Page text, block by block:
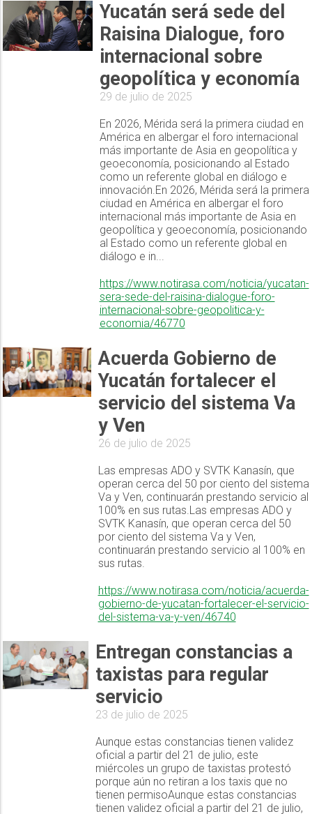
Yucatán será sede del
Raisina Dialogue, foro
internacional sobre
geopolítica y economía
29 de julio de 2025
En 2026, Mérida será la primera ciudad en
América en albergar el foro internacional
más importante de Asia en geopolítica y
geoeconomía, posicionando al Estado
como un referente global en diálogo e
innovación.En 2026, Mérida será la primera
ciudad en América en albergar el foro
internacional más importante de Asia en
geopolítica y geoeconomía, posicionando
al Estado como un referente global en
diálogo e in...
https://www.notirasa.com/noticia/yucatan-
sera-sede-del-raisina-dialogue-foro-
internacional-sobre-geopolitica-y-
economia/46770
Acuerda Gobierno de
Yucatán fortalecer el
servicio del sistema Va
y Ven
26 de julio de 2025
Las empresas ADO y SVTK Kanasín, que
operan cerca del 50 por ciento del sistema
Va y Ven, continuarán prestando servicio al
100% en sus rutas.Las empresas ADO y
SVTK Kanasín, que operan cerca del 50
por ciento del sistema Va y Ven,
continuarán prestando servicio al 100% en
sus rutas.
https://www.notirasa.com/noticia/acuerda-
gobierno-de-yucatan-fortalecer-el-servicio-
del-sistema-va-y-ven/46740
Entregan constancias a
taxistas para regular
servicio
23 de julio de 2025
Aunque estas constancias tienen validez
oficial a partir del 21 de julio, este
miércoles un grupo de taxistas protestó
porque aún no retiran a los taxis que no
tienen permisoAunque estas constancias
tienen validez oficial a partir del 21 de julio,